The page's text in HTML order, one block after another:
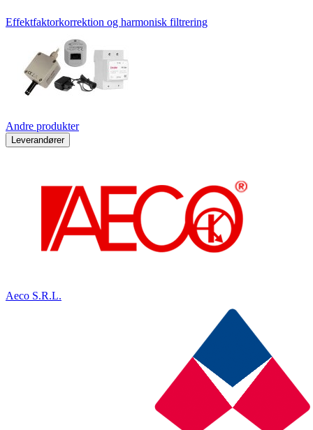
Effektfaktorkorrektion og harmonisk filtrering
Andre produkter
Leverandører
Aeco S.R.L.